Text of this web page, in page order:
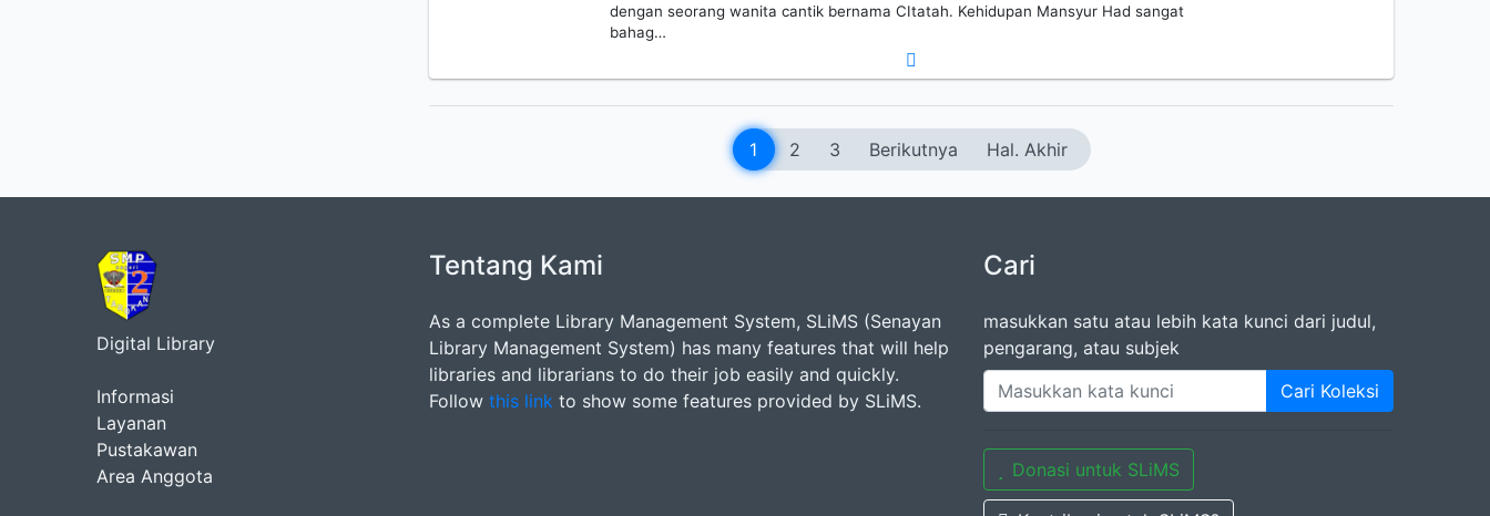
dengan seorang wanita cantik bernama CItatah. Kehidupan Mansyur Had sangat
bahag…
1 2 3 Berikutnya Hal. Akhir
Digital Library
Informasi
Layanan
Pustakawan
Area Anggota
Tentang Kami
As a complete Library Management System, SLiMS (Senayan
Library Management System) has many features that will help
libraries and librarians to do their job easily and quickly.
Follow this link to show some features provided by SLiMS.
Cari
masukkan satu atau lebih kata kunci dari judul,
pengarang, atau subjek
Cari Koleksi
Donasi untuk SLiMS